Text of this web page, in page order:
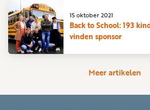
Back to School: 193
vinden sponsor
15 oktober 2021
Meer artikelen